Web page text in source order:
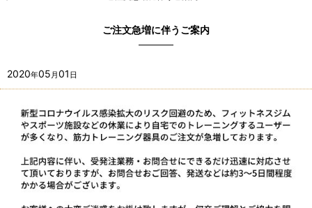
ご注文急増に伴うご案内
2020年05 月01 日